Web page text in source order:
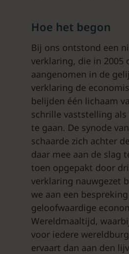
Hoe het begon
Bij ons ontstond een
verklaring, die in 2005
aangenomen in de
verklaring de
belijden één lichaam
schrille vaststelling
te gaan. De synode
schaarde zich achter
daar mee aan de slag
toen opgepakt door
verklaring nauwgezet
we aan een
geloofwaardige
Wereldmaaltijd,
voor iedere
ervaart dan aan den